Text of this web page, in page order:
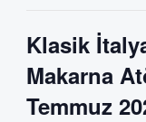
Klasik
Makarna
Temmuz